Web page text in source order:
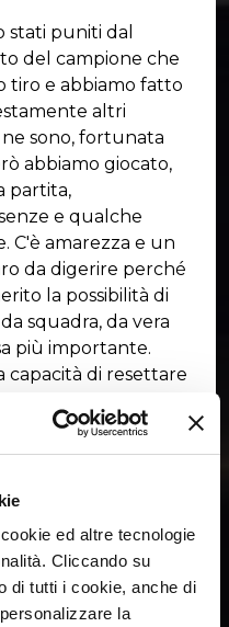
ed altre tecnologie
Cliccando su
di tutti i cookie, anche di
la
stati puniti dal
del campione che
tiro e abbiamo fatto
altri
sono, fortunata
abbiamo giocato,
partita,
e qualche
C'è amarezza e un
da digerire perché
la possibilità di
squadra, da vera
più importante.
capacità di resettare
partita contro
entrambe fuori casa.
che
settimana".